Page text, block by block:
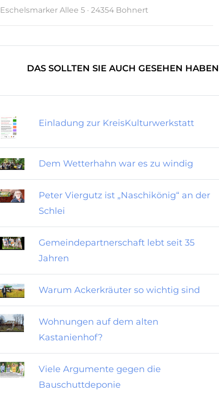
Eschelsmarker Allee 5 · 24354 Bohnert
DAS SOLLTEN SIE AUCH GESEHEN HABEN
Einladung zur KreisKulturwerkstatt
Dem Wetterhahn war es zu windig
Peter Viergutz ist „Naschikönig“ an der
Schlei
Gemeindepartnerschaft lebt seit 35
Jahren
Warum Ackerkräuter so wichtig sind
Wohnungen auf dem alten
Kastanienhof?
Viele Argumente gegen die
Bauschuttdeponie